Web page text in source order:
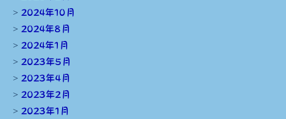
2024年10月
2024年8月
2024年1月
2023年5月
2023年4月
2023年2月
2023年1月